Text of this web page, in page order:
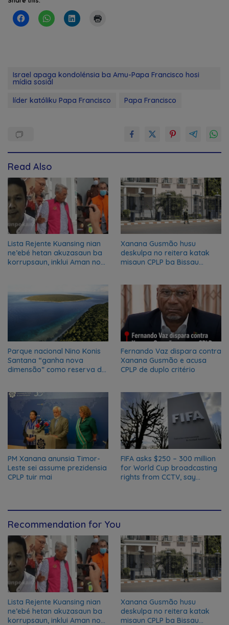
Israel apaga kondolénsia ba Amu-Papa Francisco hosi
mídia sosiál
líder katóliku Papa Francisco
Papa Francisco
Read Also
Lista Rejente Kuansing nian
ne’ebé hetan akuzasaun ba
korrupsaun, inklui Aman no
Xanana Gusmão husu
deskulpa no reitera katak
misaun CPLP ba Bissau
Parque nacional Nino Konis
Santana “ganha nova
dimensão” como reserva da
Fernando Vaz dispara contra
Xanana Gusmão e acusa
CPLP de duplo critério
PM Xanana anunsia Timor-
Leste sei assume prezidensia
CPLP tuir mai
FIFA asks $250 – 300 million
for World Cup broadcasting
rights from CCTV, say
Recommendation for You
Lista Rejente Kuansing nian
ne’ebé hetan akuzasaun ba
korrupsaun, inklui Aman no
Xanana Gusmão husu
deskulpa no reitera katak
misaun CPLP ba Bissau